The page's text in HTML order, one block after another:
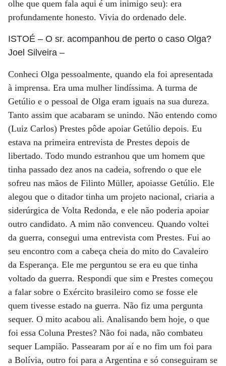
olhe que quem fala aqui é um inimigo seu): era
profundamente honesto. Vivia do ordenado dele.
ISTOÉ – O sr. acompanhou de perto o caso Olga?
Joel Silveira –
Conheci Olga pessoalmente, quando ela foi apresentada
à imprensa. Era uma mulher lindíssima. A turma de
Getúlio e o pessoal de Olga eram iguais na sua dureza.
Tanto assim que acabaram se unindo. Não entendo como
(Luiz Carlos) Prestes pôde apoiar Getúlio depois. Eu
estava na primeira entrevista de Prestes depois de
libertado. Todo mundo estranhou que um homem que
tinha passado dez anos na cadeia, sofrendo o que ele
sofreu nas mãos de Filinto Müller, apoiasse Getúlio. Ele
alegou que o ditador tinha um projeto nacional, criaria a
siderúrgica de Volta Redonda, e ele não poderia apoiar
outro candidato. A mim não convenceu. Quando voltei
da guerra, consegui uma entrevista com Prestes. Fui ao
seu encontro com a cabeça cheia do mito do Cavaleiro
da Esperança. Ele me perguntou se era eu que tinha
voltado da guerra. Respondi que sim e Prestes começou
a falar sobre o Exército brasileiro como se fosse ele
quem tivesse estado na guerra. Não fiz uma pergunta
sequer. O mito acabou ali. Analisando bem hoje, o que
foi essa Coluna Prestes? Não foi nada, não combateu
sequer Lampião. Passearam por aí e no fim um foi para
a Bolívia, outro foi para a Argentina e só conseguiram se